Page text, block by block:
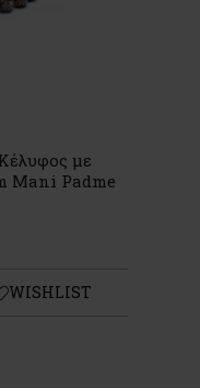
με
Mani Padme
WISHLIST